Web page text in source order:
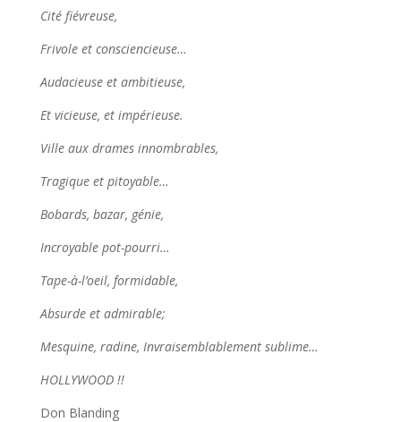
Cité fiévreuse,
Frivole et consciencieuse…
Audacieuse et ambitieuse,
Et vicieuse, et impérieuse.
Ville aux drames innombrables,
Tragique et pitoyable…
Bobards, bazar, génie,
Incroyable pot-pourri…
Tape-à-l’oeil, formidable,
Absurde et admirable;
Mesquine, radine, Invraisemblablement sublime…
HOLLYWOOD !!
Don Blanding